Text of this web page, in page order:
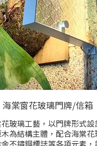
海棠窗花玻璃門牌/信箱
玻璃工藝，以門牌形式
為結構主體，配合海棠
不鏽鋼標誌等各項元素